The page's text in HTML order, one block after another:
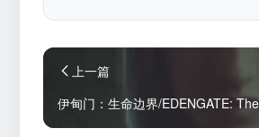
上一篇
伊甸门：生命边界/EDENGATE: